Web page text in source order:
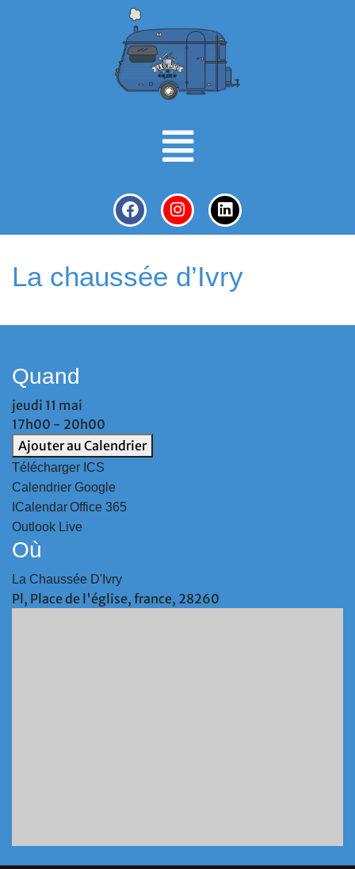
La chaussée d’Ivry
Quand
jeudi 11 mai
17h00 - 20h00
Ajouter au Calendrier
Télécharger ICS
Calendrier Google
ICalendarOffice 365
Outlook Live
Où
La Chaussée D'Ivry
Pl, Place de l'église, france, 28260